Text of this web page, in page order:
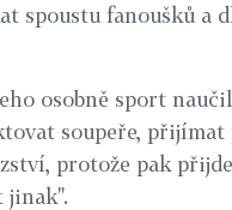
spoustu fanoušků a
osobně sport
soupeře, přijímat
protože pak
jinak".